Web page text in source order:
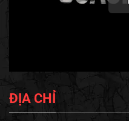
ĐỊA CHỈ